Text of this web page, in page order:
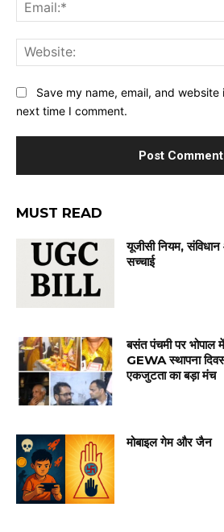
Save my name, email, and
next time I comment.
MUST READ
यूजीसी नियम,
सच्चाई
बसंत पंचमी पर भोपाल
GEWA स्थापना
एकजुटता का बड़ा मंच
मोबाइल गेम और जैन